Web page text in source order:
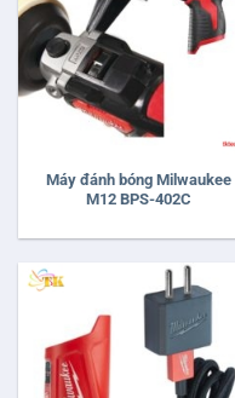
Máy đánh bóng Milwaukee
M12 BPS-402C